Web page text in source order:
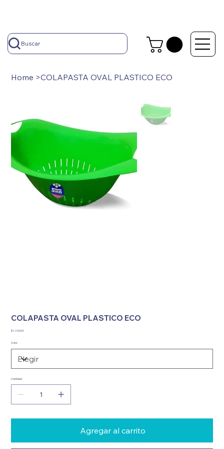
Buscar
Home >COLAPASTA OVAL PLASTICO ECO
COLAPASTA OVAL PLASTICO ECO
Precio
$ 1.720,54
Color
Cantidad
Agregar al carrito